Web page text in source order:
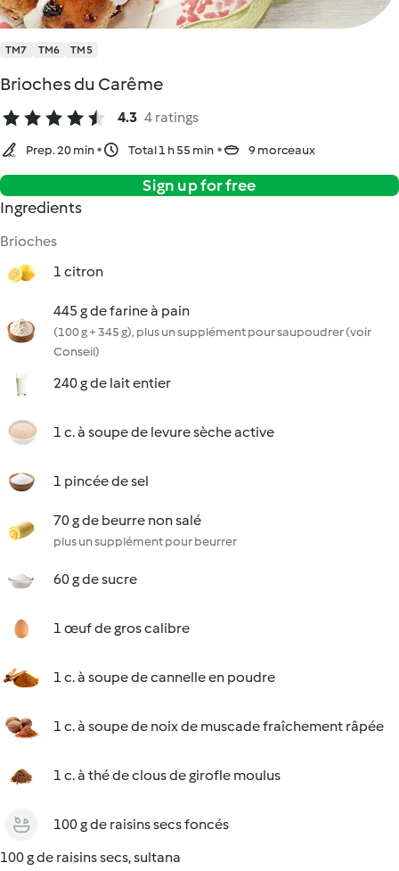
TM7 TM6 TM5
Brioches du Carême
4.3 4 ratings
Prep. 20 min Total 1 h 55 min 9 morceaux
Sign up for free
Ingredients
Brioches
1 citron
445 g de farine à pain
(100 g + 345 g), plus un supplément pour saupoudrer (voir
Conseil)
240 g de lait entier
1 c. à soupe de levure sèche active
1 pincée de sel
70 g de beurre non salé
plus un supplément pour beurrer
60 g de sucre
1 œuf de gros calibre
1 c. à soupe de cannelle en poudre
1 c. à soupe de noix de muscade fraîchement râpée
1 c. à thé de clous de girofle moulus
100 g de raisins secs foncés
100 g de raisins secs, sultana